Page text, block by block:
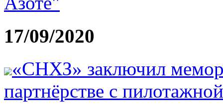
17/09/2020
«СНХЗ» заключил
партнёрстве с